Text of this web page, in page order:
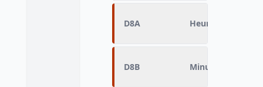
D8A Heure d'arrivée
D8B Minute d'arrivée